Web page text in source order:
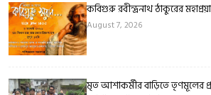
কবিগুরু রবীন্দ্রনাথ ঠাকুরের
August 7, 2026
মৃত আশাকর্মীর বাড়িতে তৃণমূলের